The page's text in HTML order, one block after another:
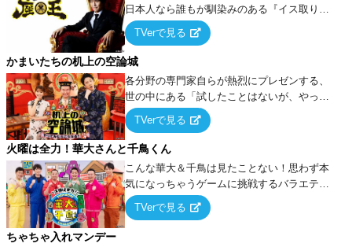
日本人なら誰もが馴染みのある『イス取りゲ
ーム』をベースに、大喜利・ギャグ・モノボ
ケ・歌…など様々なお題で芸人がショートネ
タを競い合う！
TVerで見る
かまいたちの机上の空論城
各分野の専門家自らが熱烈にプレゼンする、
世の中にある「試したことはないが、やって
みたらこうなる！…ハズ」という“机上の空
論”に若手芸人らがカラダを張って挑む！
TVerで見る
火曜は全力！華大さんと千鳥くん
こんな華大＆千鳥は見たことない！思わず本
気になっちゃうゲームに挑戦するバラエティ
ー！
TVerで見る
ちゃちゃ入れマンデー